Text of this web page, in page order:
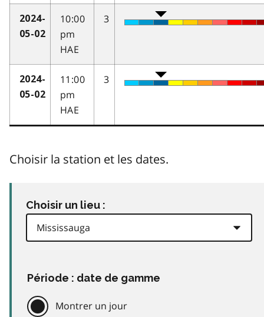
2024-
05-02
10:00
pm
HAE
3
2024-
05-02
11:00
pm
HAE
3
Choisir la station et les dates.
Choisir un lieu :
Période : date de gamme
Montrer un jour